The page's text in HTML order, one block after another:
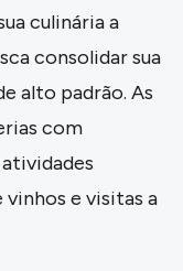
culinária a
consolidar sua
alto padrão. As
com
vinhos e visitas a